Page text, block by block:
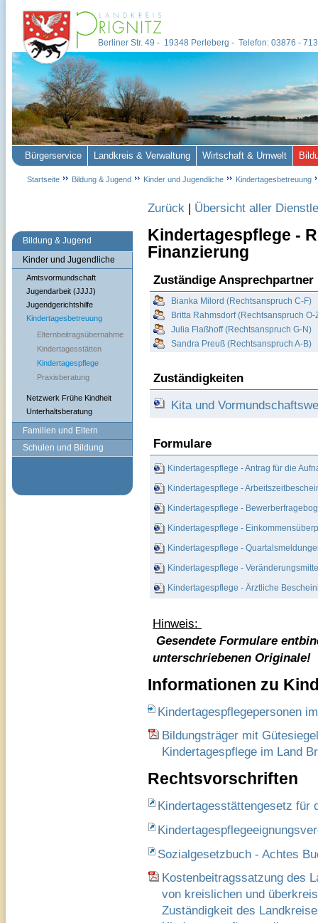
Bildung & Jugend
Kinder und Jugendliche
Amtsvormundschaft
Jugendarbeit (JJJJ)
Jugendgerichtshilfe
Kindertagesbetreuung
Elternbeitragsübernahme
Kindertagesstätten
Kindertagespflege
Praxisberatung
Netzwerk Frühe Kindheit
Unterhaltsberatung
Familien und Eltern
Schulen und Bildung
Zurück | Übersicht aller
Kindertagespflege -
Finanzierung
Zuständige Ansprechpartner
Bianka Milord (Rechtsanspruch C-F)
Britta Rahmsdorf (Rechtsanspruch O-
Julia Flaßhoff (Rechtsanspruch G-N)
Sandra Preuß (Rechtsanspruch A-B)
Zuständigkeiten
Kita und
Formulare
Kindertagespflege - Antrag für die
Kindertagespflege -
Kindertagespflege -
Kindertagespflege -
Kindertagespflege -
Kindertagespflege -
Kindertagespflege - Ärztliche
Hinweis:
Gesendete Formulare
unterschriebenen Originale!
Informationen zu
Kindertagespflegepersonen
Bildungsträger mit
Kindertagespflege im Land
Rechtsvorschriften
Kindertagesstättengesetz für
Sozialgesetzbuch - Achtes
Kostenbeitragssatzung des
von kreislichen und
Zuständigkeit des
Berliner Str. 49 - 19348 Perleberg - Telefon: 03876 -
Bürgerservice Landkreis & Verwaltung Wirtschaft & Umwelt
Startseite Bildung & Jugend Kinder und Jugendliche Kindertagesbetreuung